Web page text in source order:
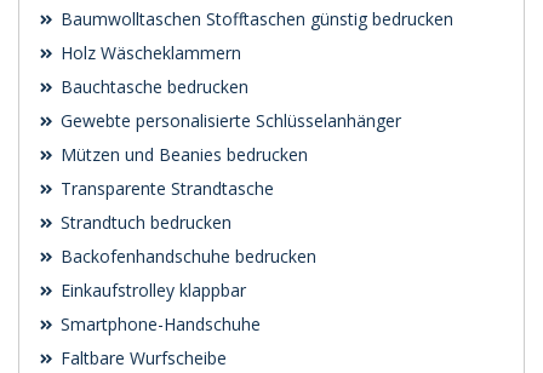
Baumwolltaschen Stofftaschen günstig bedrucken
Holz Wäscheklammern
Bauchtasche bedrucken
Gewebte personalisierte Schlüsselanhänger
Mützen und Beanies bedrucken
Transparente Strandtasche
Strandtuch bedrucken
Backofenhandschuhe bedrucken
Einkaufstrolley klappbar
Smartphone-Handschuhe
Faltbare Wurfscheibe